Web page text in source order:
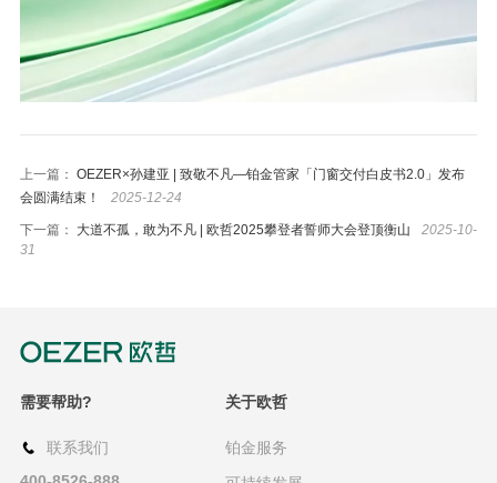
上一篇： OEZER×孙建亚 | 致敬不凡—铂金管家「门窗交付白皮书2.0」发布
会圆满结束！
2025-12-24
下一篇： 大道不孤，敢为不凡 | 欧哲2025攀登者誓师大会登顶衡山
2025-10-
31
需要帮助?
联系我们
关于欧哲
铂金服务